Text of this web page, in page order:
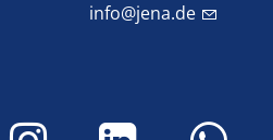
info@jena.de